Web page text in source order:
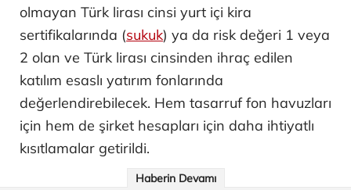
olmayan Türk lirası cinsi yurt içi kira
sertifikalarında (sukuk) ya da risk değeri 1 veya
2 olan ve Türk lirası cinsinden ihraç edilen
katılım esaslı yatırım fonlarında
değerlendirebilecek. Hem tasarruf fon havuzları
için hem de şirket hesapları için daha ihtiyatlı
kısıtlamalar getirildi.
Haberin Devamı